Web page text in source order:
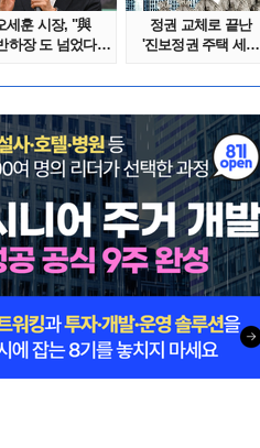
세훈 시장, "與
하장 도 넘었다"
정권 교체로 끝난
'진보정권 주택 세금